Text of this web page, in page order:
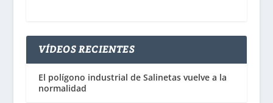
VÍDEOS RECIENTES
El polígono industrial de Salinetas vuelve a la
normalidad